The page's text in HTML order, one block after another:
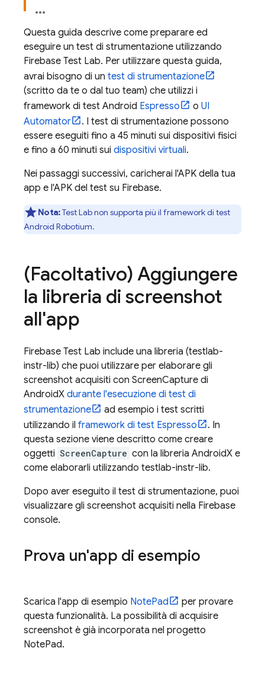
Questa guida descrive come preparare ed
eseguire un test di strumentazione utilizzando
Firebase Test Lab. Per utilizzare questa guida,
avrai bisogno di un test di strumentazione
(scritto da te o dal tuo team) che utilizzi i
framework di test Android Espresso o UI
Automator
. I test di strumentazione possono
essere eseguiti fino a 45 minuti sui dispositivi fisici
e fino a 60 minuti sui dispositivi virtuali.
Nei passaggi successivi, caricherai l'APK della tua
app e l'APK del test su Firebase.
Nota:Test Labnon supporta più il framework di test
Android Robotium.
(Facoltativo) Aggiungere
la libreria di screenshot
all'app
Firebase Test Lab include una libreria (testlab-
instr-lib) che puoi utilizzare per elaborare gli
screenshot acquisiti con ScreenCapture di
AndroidX durante l'esecuzione di test di
strumentazione
ad esempio i test scritti
utilizzando il framework di test Espresso
. In
questa sezione viene descritto come creare
oggetti ScreenCapture con la libreria AndroidX e
come elaborarli utilizzando testlab-instr-lib.
Dopo aver eseguito il test di strumentazione, puoi
visualizzare gli screenshot acquisiti nella Firebase
console.
Prova un'app di esempio
Scarica l'app di esempio NotePad
per provare
questa funzionalità. La possibilità di acquisire
screenshot è già incorporata nel progetto
NotePad.